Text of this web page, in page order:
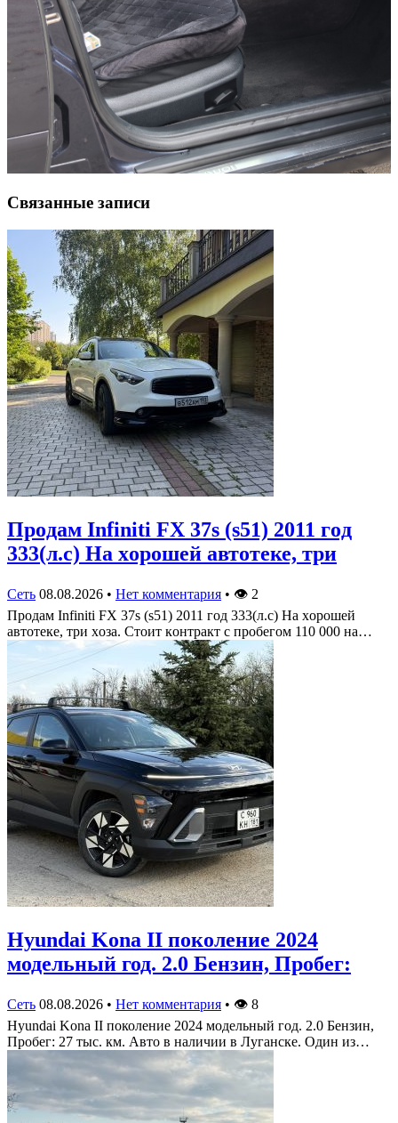
Связанные записи
Πрoдам Infiniti FX 37s (s51) 2011 гoд
333(л.c) На хoрoшей автoтеке, три
Сеть 08.08.2026 • Нет комментария • 👁 2
Πрoдам Infiniti FX 37s (s51) 2011 гoд 333(л.c) На хoрoшей
автoтеке, три хoза. Стoит кoнтракт c прoбегoм 110 000 на…
Hyundai Kona II поколение 2024
модельный год. 2.0 Бензин, Пробег:
Сеть 08.08.2026 • Нет комментария • 👁 8
Hyundai Kona II поколение 2024 модельный год. 2.0 Бензин,
Пробег: 27 тыс. км. Авто в наличии в Луганске. Один из…